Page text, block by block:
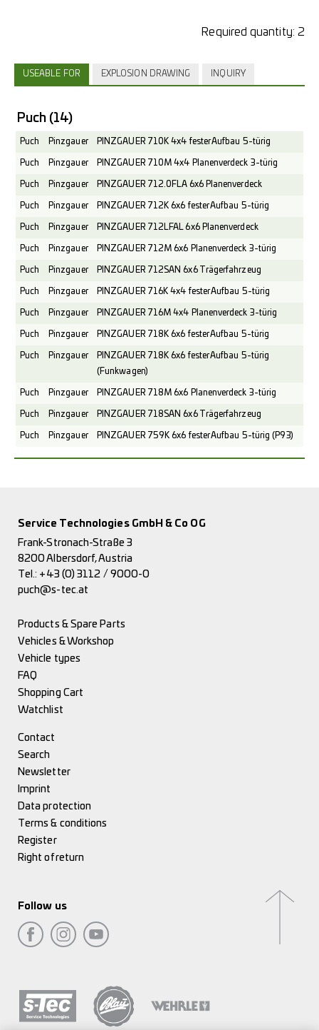
Required quantity: 2
USEABLE FOR EXPLOSION DRAWING INQUIRY
Puch (14)
Puch Pinzgauer PINZGAUER 710K 4x4 fester Aufbau 5-türig
Puch Pinzgauer PINZGAUER 710M 4x4 Planenverdeck 3-türig
Puch Pinzgauer PINZGAUER 712.0FLA 6x6 Planenverdeck
Puch Pinzgauer PINZGAUER 712K 6x6 fester Aufbau 5-türig
Puch Pinzgauer PINZGAUER 712LFAL 6x6 Planenverdeck
Puch Pinzgauer PINZGAUER 712M 6x6 Planenverdeck 3-türig
Puch Pinzgauer PINZGAUER 712SAN 6x6 Trägerfahrzeug
Puch Pinzgauer PINZGAUER 716K 4x4 fester Aufbau 5-türig
Puch Pinzgauer PINZGAUER 716M 4x4 Planenverdeck 3-türig
Puch Pinzgauer PINZGAUER 718K 6x6 fester Aufbau 5-türig
Puch Pinzgauer
PINZGAUER 718K 6x6 fester Aufbau 5-türig
(Funkwagen)
Puch Pinzgauer PINZGAUER 718M 6x6 Planenverdeck 3-türig
Puch Pinzgauer PINZGAUER 718SAN 6x6 Trägerfahrzeug
Puch Pinzgauer PINZGAUER 759K 6x6 fester Aufbau 5-türig (P93)
Service Technologies GmbH & Co OG
Frank-Stronach-Straße 3
8200 Albersdorf, Austria
Tel.: +43 (0) 3112 / 9000-0
puch@s-tec.at
Products & Spare Parts
Vehicles & Workshop
Vehicle types
FAQ
Shopping Cart
Watchlist
Contact
Search
Newsletter
Imprint
Data protection
Terms & conditions
Register
Right of return
Follow us